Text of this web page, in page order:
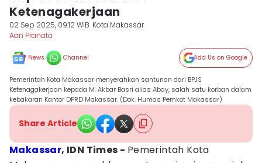
Ketenagakerjaan
02 Sep 2025, 09:12 WIB Kota Makassar
Aan Pranata
News Channel Add Us on Google
Pemerintah Kota Makassar menyerahkan santunan dari BPJS
Ketenagakerjaan kepada M. Akbar Basri alias Abay, salah satu korban dalam
kebakaran Kantor DPRD Makassar. (Dok. Humas Pemkot Makassar)
Share Article
Makassar, IDN Times - Pemerintah Kota